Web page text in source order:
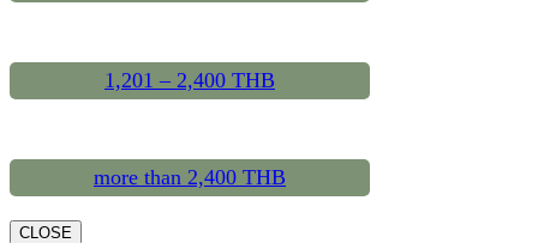
1,201 – 2,400 THB
more than 2,400 THB
CLOSE